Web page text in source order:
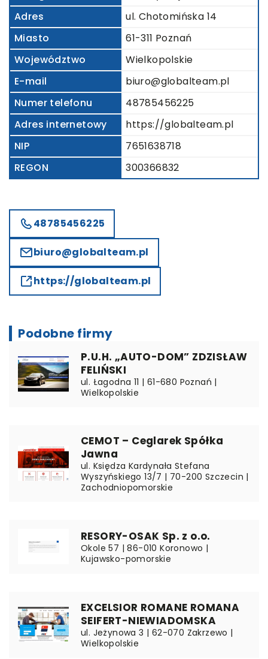
Adres
ul. Chotomińska 14
Miasto
61-311 Poznań
Województwo
Wielkopolskie
E-mail
biuro@globalteam.pl
Numer telefonu
48785456225
Adres internetowy
https://globalteam.pl
NIP
7651638718
REGON
300366832
48785456225
biuro@globalteam.pl
https://globalteam.pl
Podobne firmy
P.U.H. „AUTO-DOM” ZDZISŁAW
FELIŃSKI
ul. Łagodna 11 | 61-680 Poznań |
Wielkopolskie
CEMOT – Ceglarek Spółka
Jawna
ul. Księdza Kardynała Stefana
Wyszyńskiego 13/7 | 70-200 Szczecin |
Zachodniopomorskie
RESORY-OSAK Sp. z o.o.
Okole 57 | 86-010 Koronowo |
Kujawsko-pomorskie
EXCELSIOR ROMANE ROMANA
SEIFERT-NIEWIADOMSKA
ul. Jeżynowa 3 | 62-070 Zakrzewo |
Wielkopolskie